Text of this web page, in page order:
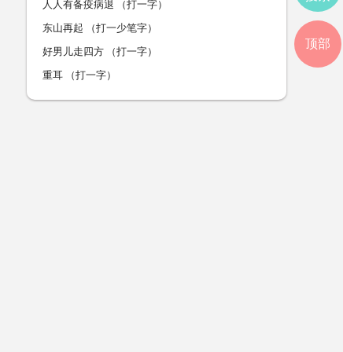
人人有备疫病退 （打一字）
东山再起 （打一少笔字）
好男儿走四方 （打一字）
重耳 （打一字）
顶部